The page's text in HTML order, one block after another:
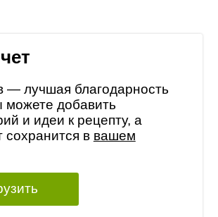
— лучшая благодарность
можете добавить
и идеи к рецепту, а
сохранится в вашем